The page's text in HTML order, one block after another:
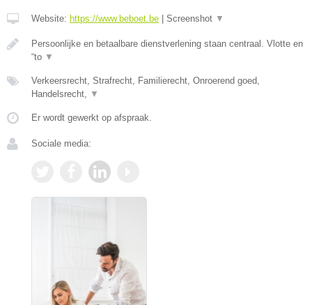
Website: https://www.beboet.be Screenshot ▼
Persoonlijke en betaalbare dienstverlening staan centraal. Vlotte en
“to ▼
Verkeersrecht, Strafrecht, Familierecht, Onroerend goed,
Handelsrecht,
▼
Er wordt gewerkt op afspraak.
Sociale media: